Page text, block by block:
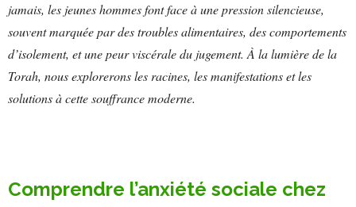
jamais, les jeunes hommes font face à une pression silencieuse,
souvent marquée par des troubles alimentaires, des comportements
d’isolement, et une peur viscérale du jugement. À la lumière de la
Torah, nous explorerons les racines, les manifestations et les
solutions à cette souffrance moderne.
Comprendre l’anxiété sociale chez